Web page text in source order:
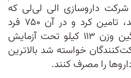
شرکت داروسازی الی لی‌لی که
مانجارو را تولید می‌کند، تامین کرد و در آن ۷۵۰ فرد
مبتلا به چاقی با میانگین وزن ۱۱۳ کیلو تحت آزمایش
خواسته شد بالاترین
را مصرف کنند.